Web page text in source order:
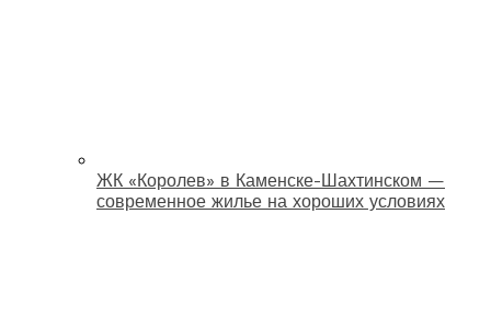
ЖК «Королев» в Каменске-Шахтинском —
современное жилье на хороших условиях